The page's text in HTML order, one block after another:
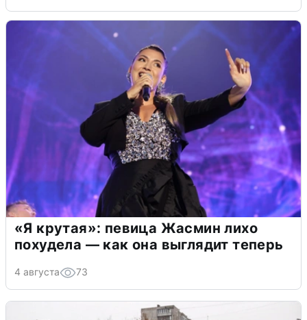
«Я крутая»: певица Жасмин лихо
похудела — как она выглядит теперь
4 августа 73